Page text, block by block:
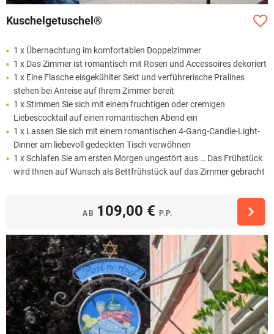
Kuschelgetuschel®
1 x Übernachtung im komfortablen Doppelzimmer
1 x Das Zimmer ist romantisch mit Rosen und Accessoires dekoriert
1 x Eine Flasche eisgekühlter Sekt und verführerische Pralines
stehen bei Anreise auf Ihrem Zimmer bereit
1 x Stimmen Sie sich mit einem fruchtigen oder cremigen
Liebescocktail auf einen romantischen Abend ein
1 x Lassen Sie sich mit einem romantischen 4-Gang-Candle-Light-
Dinner am liebevoll gedeckten Tisch verwöhnen
1 x Schlafen Sie am ersten Morgen ungestört aus … Das Frühstück
wird Ihnen auf Wunsch als Bettfrühstück auf das Zimmer gebracht
AB 109,00 € P.P.